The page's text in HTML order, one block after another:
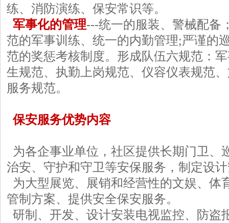
练、消防演练、保安常识等。
军事化的管理---统一的服装、警械配备
范的军事训练、统一的内勤管理;严谨的
范的奖惩考核制度。形成队伍六规范：
生规范、执勤上岗规范、仪容仪表规范
服务规范。
保安服务优势内容
为各企事业单位，社区提供长期门卫、
治安、守护和守卫等安保服务，制定设
为大型展览、展销和经营性的文娱、体
管制方案、提供安全保安服务。
研制、开发、设计安装电视监控、防盗